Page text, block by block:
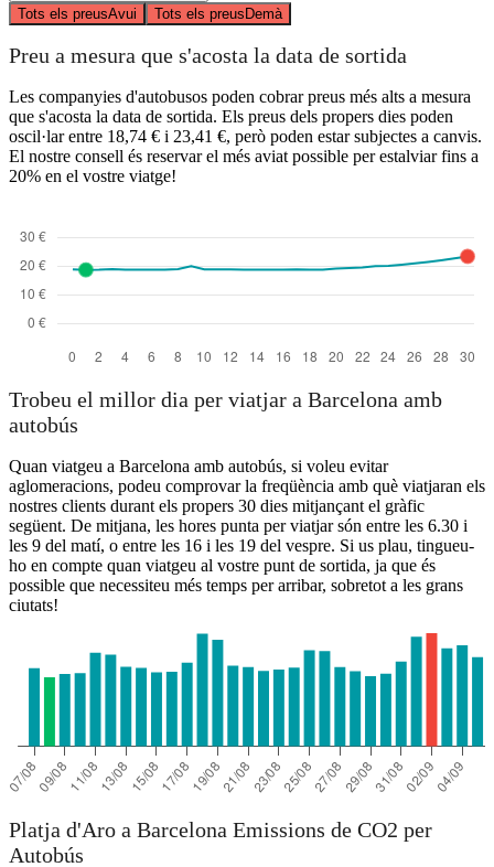
Tots els preusAvui Tots els preusDemà
Preu a mesura que s'acosta la data de sortida
Les companyies d'autobusos poden cobrar preus més alts a mesura
que s'acosta la data de sortida. Els preus dels propers dies poden
oscil·lar entre 18,74 € i 23,41 €, però poden estar subjectes a canvis.
El nostre consell és reservar el més aviat possible per estalviar fins a
20% en el vostre viatge!
Trobeu el millor dia per viatjar a Barcelona amb
autobús
Quan viatgeu a Barcelona amb autobús, si voleu evitar
aglomeracions, podeu comprovar la freqüència amb què viatjaran els
nostres clients durant els propers 30 dies mitjançant el gràfic
següent. De mitjana, les hores punta per viatjar són entre les 6.30 i
les 9 del matí, o entre les 16 i les 19 del vespre. Si us plau, tingueu-
ho en compte quan viatgeu al vostre punt de sortida, ja que és
possible que necessiteu més temps per arribar, sobretot a les grans
ciutats!
Platja d'Aro a Barcelona Emissions de CO2 per
Autobús